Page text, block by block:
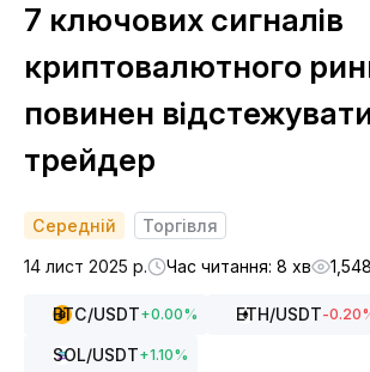
7 ключових сигналів
криптовалютного
повинен
трейдер
Середній
Торгівля
14 лист 2025 р.
Час читання: 8 хв 1,548
BTC/USDT+0.00% ETH/USDT-0.20
SOL/USDT+1.10%